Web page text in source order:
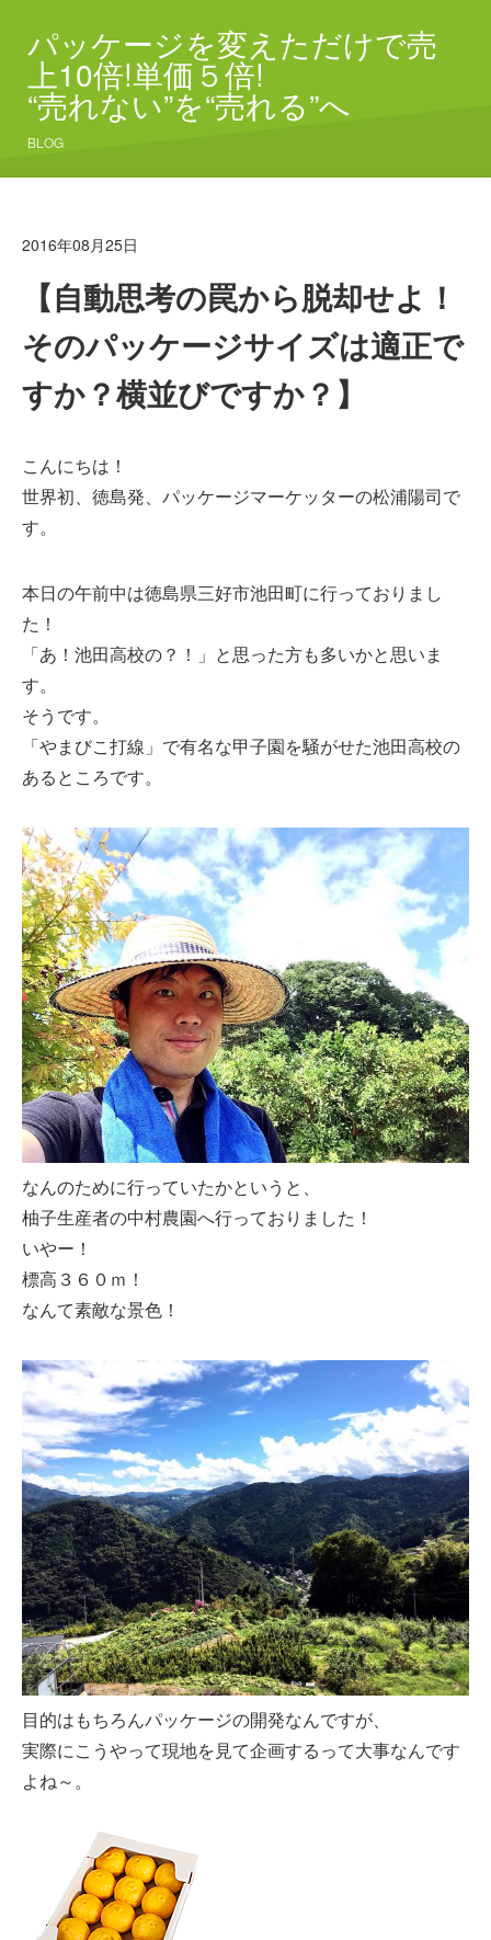
パッケージを変えただけで売
上10倍!単価５倍!
“売れない”を“売れる”へ
BLOG
2016年08月25日
【自動思考の罠から脱却せよ！
そのパッケージサイズは適正で
すか？横並びですか？】
こんにちは！
世界初、徳島発、パッケージマーケッターの松浦陽司で
す。
本日の午前中は徳島県三好市池田町に行っておりまし
た！
「あ！池田高校の？！」と思った方も多いかと思いま
す。
そうです。
「やまびこ打線」で有名な甲子園を騒がせた池田高校の
あるところです。
なんのために行っていたかというと、
柚子生産者の中村農園へ行っておりました！
いやー！
標高３６０ｍ！
なんて素敵な景色！
目的はもちろんパッケージの開発なんですが、
実際にこうやって現地を見て企画するって大事なんです
よね～。